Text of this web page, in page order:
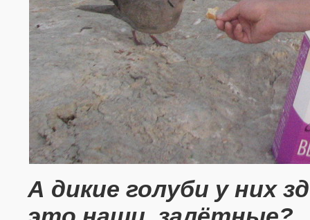
А дикие голуби у них